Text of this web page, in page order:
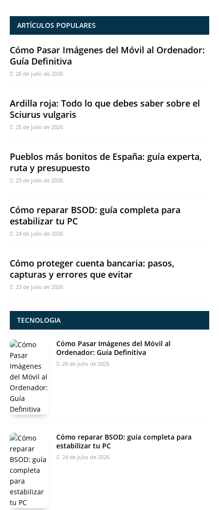
ARTÍCULOS POPULARES
Cómo Pasar Imágenes del Móvil al Ordenador:
Guía Definitiva
26 de julio de 2026
Ardilla roja: Todo lo que debes saber sobre el
Sciurus vulgaris
25 de julio de 2026
Pueblos más bonitos de España: guía experta,
ruta y presupuesto
25 de julio de 2026
Cómo reparar BSOD: guía completa para
estabilizar tu PC
24 de julio de 2026
Cómo proteger cuenta bancaria: pasos,
capturas y errores que evitar
23 de julio de 2026
TECNOLOGIA
Cómo Pasar Imágenes del Móvil al
Ordenador: Guía Definitiva
26 de julio de 2026
Cómo reparar BSOD: guía completa para
estabilizar tu PC
24 de julio de 2026